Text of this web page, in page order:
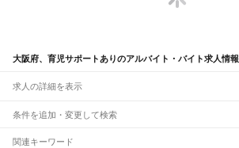
大阪府、育児サポートありのアルバイト・バイト求人情報
求人の詳細を表示
条件を追加・変更して検索
市区町村を追加・変更
関連キーワード